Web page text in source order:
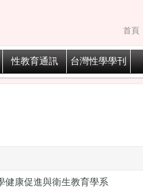
首頁
性教育通訊 台灣性學學刊
健康促進與衛生教育學系